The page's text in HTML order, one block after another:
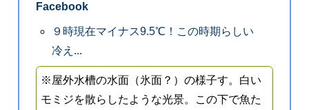
Facebook
９時現在マイナス9.5℃！この時期らしい
冷え...
※屋外水槽の水面（氷面？）の様子す。白い
モミジを散らしたような光景。この下で魚た